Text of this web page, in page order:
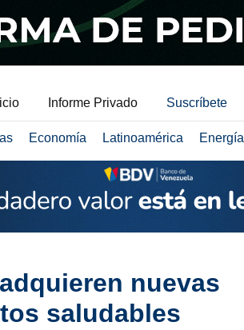
Informe Privado Suscríbete
Economía Latinoamérica Energía
nuevas
saludables